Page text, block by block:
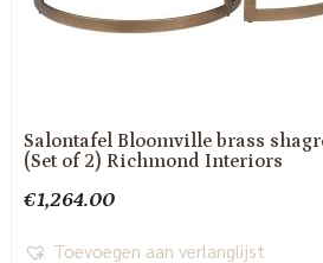
Salontafel Bloomville brass
(Set of 2) Richmond Interiors
€1,264.00
Toevoegen aan verlanglijst